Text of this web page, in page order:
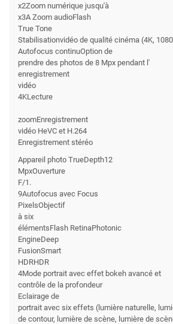
x2Zoom numérique jusqu'à
x3A Zoom audioFlash
True Tone
Stabilisationvidéo de qualité cinéma (4K,
Autofocus continuOption de
prendre des photos de 8 Mpx pendant l'
enregistrement
vidéo
4KLecture
zoomEnregistrement
vidéo HeVC et H.264
Enregistrement stéréo
Appareil photo TrueDepth12
MpxOuverture
F/1.
9Autofocus avec Focus
PixelsObjectif
à six
élémentsFlash RetinaPhotonic
EngineDeep
FusionSmart
HDRHDR
4Mode portrait avec effet bokeh avancé et
contrôle de la profondeur
Eclairage de
portrait avec six effets (lumière naturelle,
de contour, lumière de scène, lumière de